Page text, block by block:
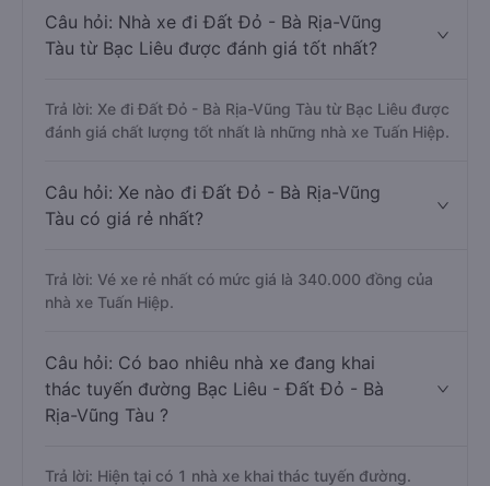
Câu hỏi: Nhà xe đi Đất Đỏ - Bà Rịa-Vũng
Tàu từ Bạc Liêu được đánh giá tốt nhất?
Trả lời: Xe đi Đất Đỏ - Bà Rịa-Vũng Tàu từ Bạc Liêu được
đánh giá chất lượng tốt nhất là những nhà xe Tuấn Hiệp.
Câu hỏi: Xe nào đi Đất Đỏ - Bà Rịa-Vũng
Tàu có giá rẻ nhất?
Trả lời: Vé xe rẻ nhất có mức giá là 340.000 đồng của
nhà xe Tuấn Hiệp.
Câu hỏi: Có bao nhiêu nhà xe đang khai
thác tuyến đường Bạc Liêu - Đất Đỏ - Bà
Rịa-Vũng Tàu ?
Trả lời: Hiện tại có 1 nhà xe khai thác tuyến đường.